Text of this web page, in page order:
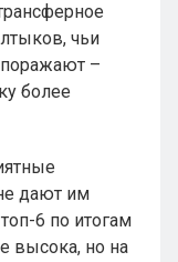
чьи
–
более
дают им
6 по итогам
высока, но на